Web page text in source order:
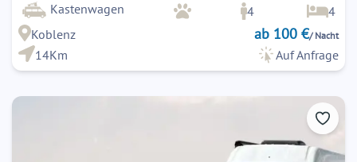
Kastenwagen 4
4
Koblenz
ab 100 €/ Nacht
14Km Auf Anfrage